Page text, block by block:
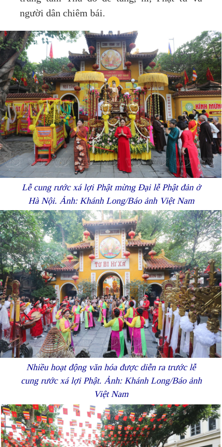
người dân chiêm bái.
Lễ cung rước xá lợi Phật mừng Đại lễ Phật đản ở
Hà Nội. Ảnh: Khánh Long/Báo ảnh Việt Nam
Nhiều hoạt động văn hóa được diễn ra trước lễ
cung rước xá lợi Phật. Ảnh: Khánh Long/Báo ảnh
Việt Nam